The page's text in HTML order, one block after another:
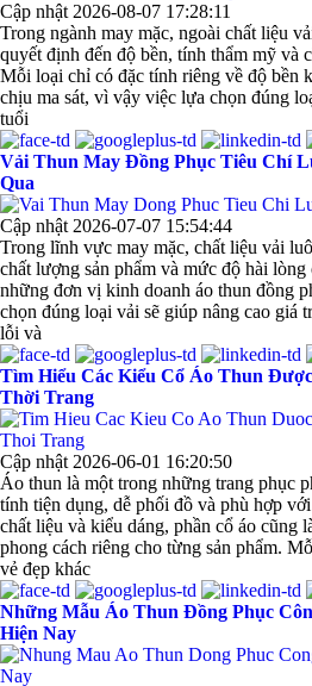
Cập nhật 2026-08-07 17:28:11
Trong ngành may mặc, ngoài chất liệu
quyết định đến độ bền, tính thẩm mỹ và
Mỗi loại chỉ có đặc tính riêng về độ bền
chịu ma sát, vì vậy việc lựa chọn đúng
tuổi
Vải Thun May Đồng Phục Tiêu Chí
Qua
Cập nhật 2026-07-07 15:54:44
Trong lĩnh vực may mặc, chất liệu vải
chất lượng sản phẩm và mức độ hài
những đơn vị kinh doanh áo thun đồng
chọn đúng loại vải sẽ giúp nâng cao giá
lỗi và
Tìm Hiểu Các Kiểu Cổ Áo Thun
Thời Trang
Cập nhật 2026-06-01 16:20:50
Áo thun là một trong những trang phục
tính tiện dụng, dễ phối đồ và phù hợp
chất liệu và kiểu dáng, phần cổ áo cũng
phong cách riêng cho từng sản phẩm.
vẻ đẹp khác
Những Mẫu Áo Thun Đồng Phục
Hiện Nay